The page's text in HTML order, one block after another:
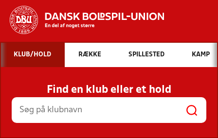
Hvad vil du søge efter?
INDHOLD OG NYHEDER
STILLINGER, RESULTATER, KLUBBER OG
HOLD
KLUB/HOLD RÆKKE SPILLESTED KAMP
Find en klub eller et hold